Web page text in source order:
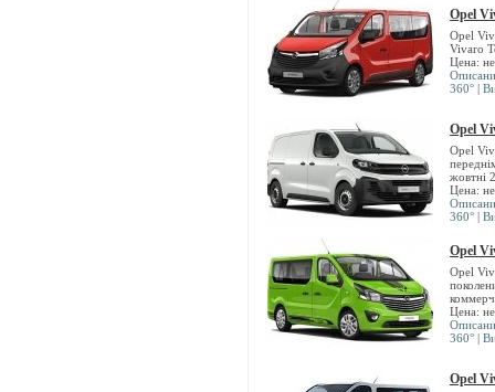
Opel
Opel
Vivaro
Цена:
360° |
Opel
Opel
жовтні
Цена:
360° |
Opel
Opel
Цена:
360° |
Opel